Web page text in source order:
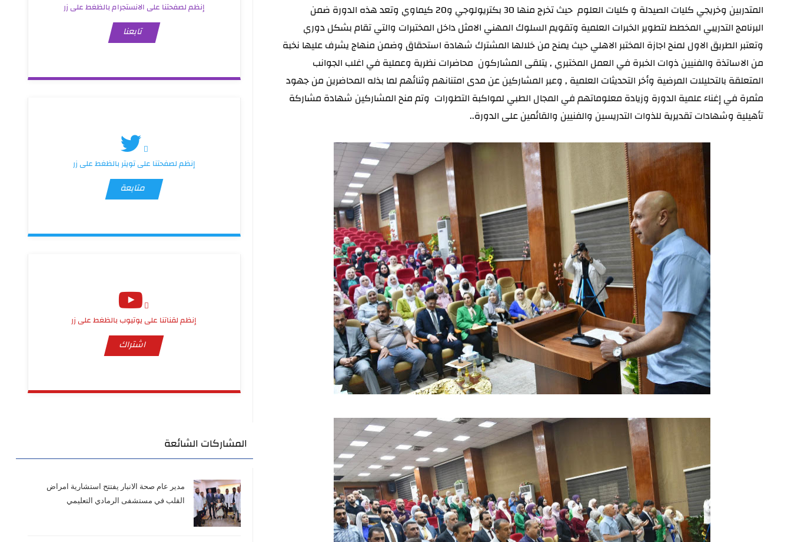
البرنامج التدريبي المخطط لتطوير الخبرات العلمية
المتعلقة بالتحليلات المرضية وأخر التحديثات العلمية , وعبر المشاركين عن مدى امتنانهم وثنائهم لما بذله المحاضرين من جهود
تأهيلية وشهادات تقديرية للذوات التدريسين والفنيين والقائمين على الدورة..
إنظم لصفحتنا على الانستجرام بالظغط على زر
تابعنا
إنظم لصفحتنا على تويتر بالظغط على زر
متابعة
إنظم لقناتنا على يوتيوب بالظغط على زر
اشتراك
المشاركات الشائعة
مدير عام صحة الانبار يفتتح استشارية امراض
القلب في مستشفى الرمادي التعليمي